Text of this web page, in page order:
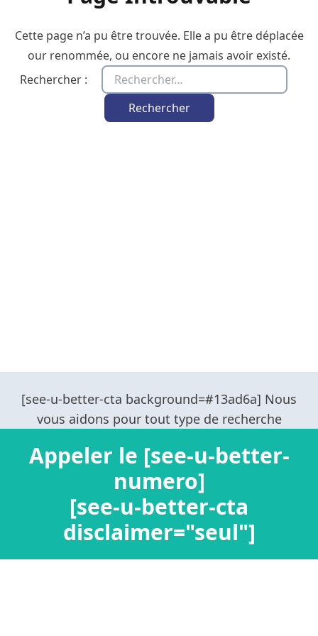
Cette page n’a pu être trouvée. Elle a pu être déplacée
our renommée, ou encore ne jamais avoir existé.
Rechercher :
Appeler le [see-u-better-
numero]
[see-u-better-cta
disclaimer="seul"]